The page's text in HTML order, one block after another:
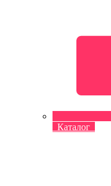
Каталог